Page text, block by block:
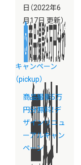
日 （2022年6
月17日 更新）
キャンペーン
（pickup）
商品撮影5万
円分無料！デ
ザインリニュ
ーアルキャン
ペーン